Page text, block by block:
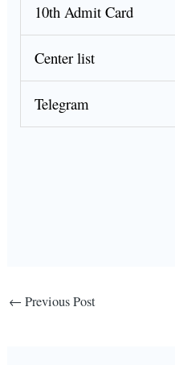
10th Admit Card
Center list
Telegram
← Previous Post